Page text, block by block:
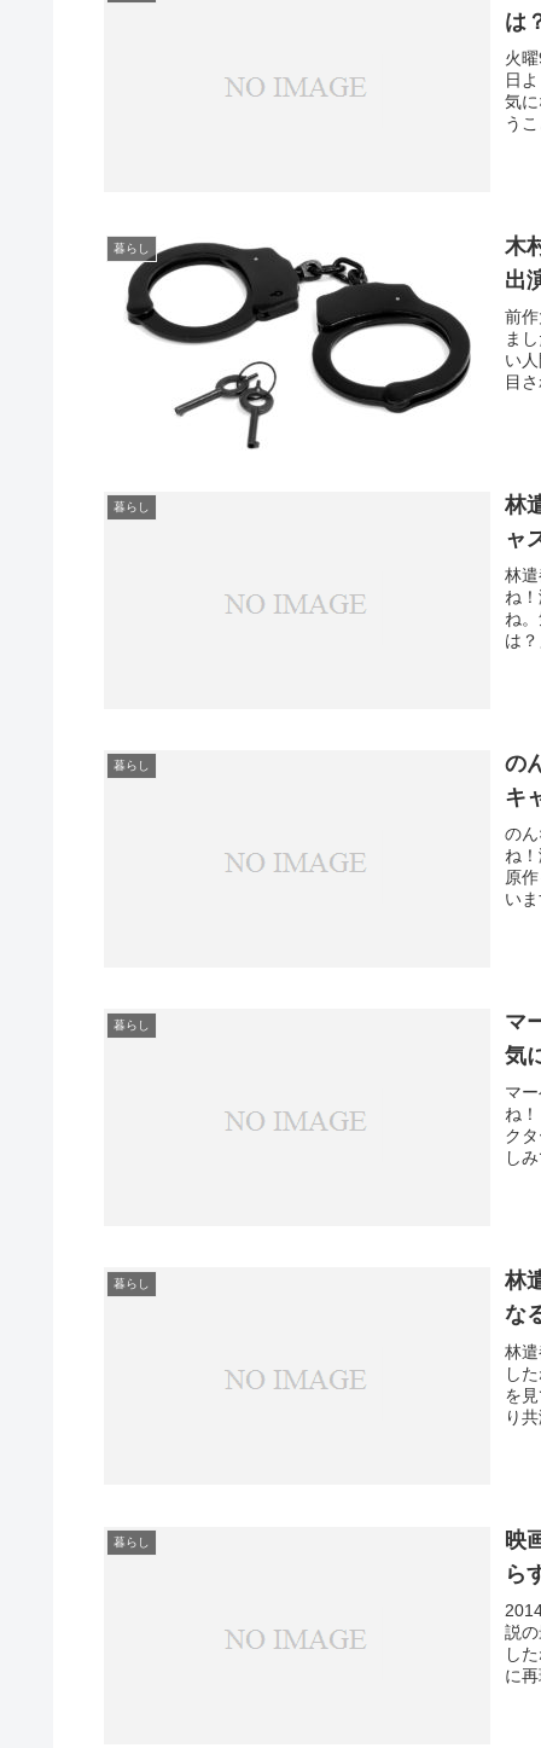
は
火
日
気
う
暮らし
木
出
前
ま
い
目
暮らし
林
ャ
林
ね
ね
は
暮らし
の
キ
の
ね
原
い
暮らし
マ
気
マ
ね
ク
し
暮らし
林
な
林
し
を
り
暮らし
映
ら
説
し
に